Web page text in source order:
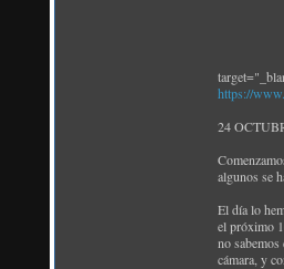
https://
24
algunos se
El día lo
el próximo
no sabemos
cámara, y